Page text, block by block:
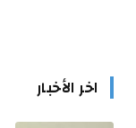
اخر الأخبار